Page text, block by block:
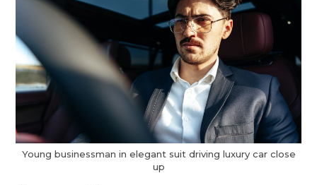
Young businessman in elegant suit driving luxury car close
up